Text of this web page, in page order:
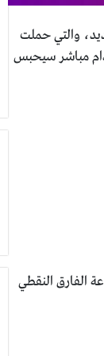
والتي حملت
مباشر سيحبس
الفارق النقطي